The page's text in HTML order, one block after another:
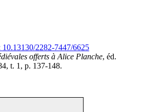
2282-7447/6625
offerts à Alice Planche, éd.
t. 1, p. 137-148.